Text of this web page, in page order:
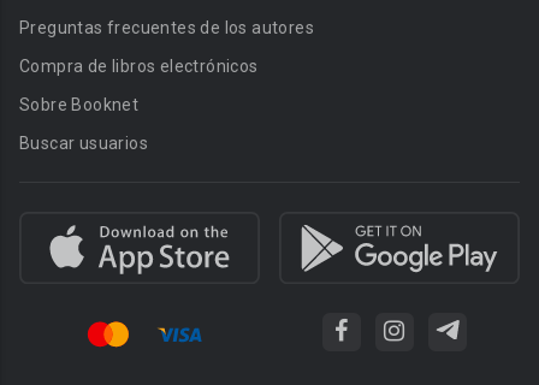
Preguntas frecuentes de los autores
Compra de libros electrónicos
Sobre Booknet
Buscar usuarios